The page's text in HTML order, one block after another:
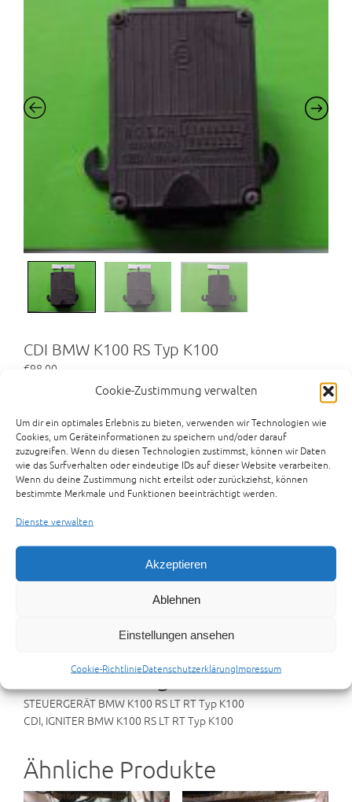
Cookie-Zustimmung verwalten
Um dir ein optimales Erlebnis zu bieten, verwenden wir Technologien wie
Cookies, um Geräteinformationen zu speichern und/oder darauf
zuzugreifen. Wenn du diesen Technologien zustimmst, können wir Daten
wie das Surfverhalten oder eindeutige IDs auf dieser Website verarbeiten.
Wenn du deine Zustimmung nicht erteilst oder zurückziehst, können
bestimmte Merkmale und Funktionen beeinträchtigt werden.
Dienste verwalten
Akzeptieren
Ablehnen
Einstellungen ansehen
Cookie-RichtlinieDatenschutzerklärungImpressum
CDI BMW K100 RS Typ K100
€98,00
STEUERGERÄT BMW K100 RS LT RT Typ K100
0227401001
die Teile passen auch bei allen typgleichen Modellen der
anderen Baujahre, vieles auch bei K 75
Zur Anfrage hinzufügen
Artikelnummer:
Zusätzliche Informationen
Preisvorschlag senden
Beschreibung
STEUERGERÄT BMW K100 RS LT RT Typ K100
CDI, IGNITER BMW K100 RS LT RT Typ K100
Ähnliche Produkte